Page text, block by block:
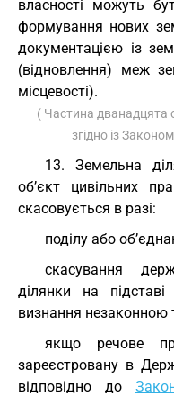
власності можуть
формування нових
документацією із
(відновлення) меж
місцевості).
( Частина дванадцята
згідно із Законом
13. Земельна
об’єкт цивільних
скасовується в разі:
поділу або
скасування
ділянки на
визнання незаконною
якщо речове
зареєстровану в
відповідно до